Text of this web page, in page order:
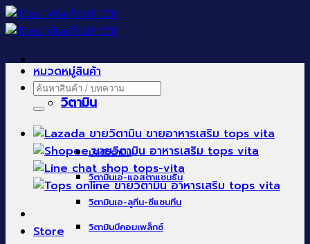
Skip
to
ค้นหา:
Store
หมวดหมู่สินค้า
วิตามิน
มัลติวิตามิน
วิตามินเอ-แอสตาแซนธิน
วิตามินเอ-ลูทีน-ซีแซนทีน
วิตามินบีคอมเพล็กซ์